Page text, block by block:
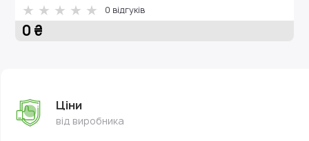
0 відгуків
0 ₴
Ціни
від виробника